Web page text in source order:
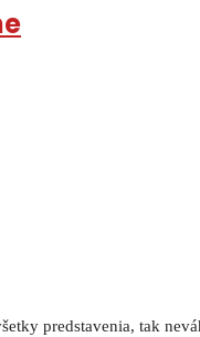
predstavenia, tak